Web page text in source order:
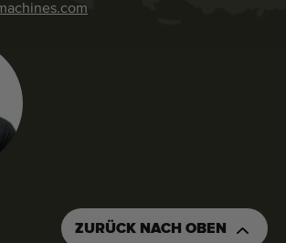
ZURÜCK NACH OBEN